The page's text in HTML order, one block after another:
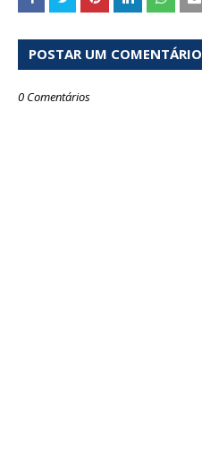
POSTAR UM COMENTÁRIO
0 Comentários